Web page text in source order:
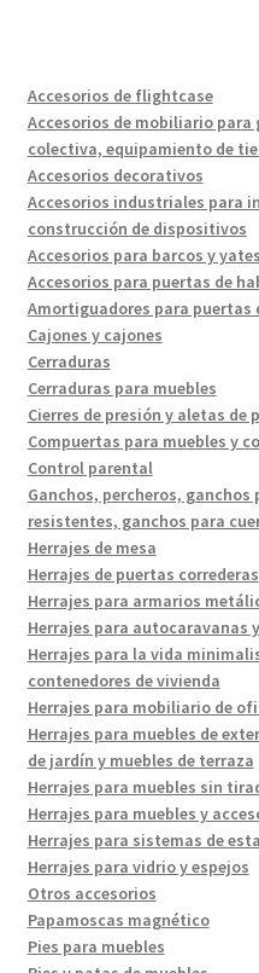
Accesorios de flightcase
Accesorios de mobiliario
colectiva, equipamiento de
Accesorios decorativos
Accesorios industriales para
construcción de dispositivos
Accesorios para barcos y yates
Accesorios para puertas de
Amortiguadores para puertas
Cajones y cajones
Cerraduras
Cerraduras para muebles
Cierres de presión y aletas de
Compuertas para muebles y
Control parental
Ganchos, percheros,
resistentes, ganchos para
Herrajes de mesa
Herrajes de puertas correderas
Herrajes para armarios
Herrajes para autocaravanas
Herrajes para la vida
contenedores de vivienda
Herrajes para mobiliario de
Herrajes para muebles de
de jardín y muebles de terraza
Herrajes para muebles sin
Herrajes para muebles y
Herrajes para sistemas de
Herrajes para vidrio y espejos
Otros accesorios
Papamoscas magnético
Pies para muebles